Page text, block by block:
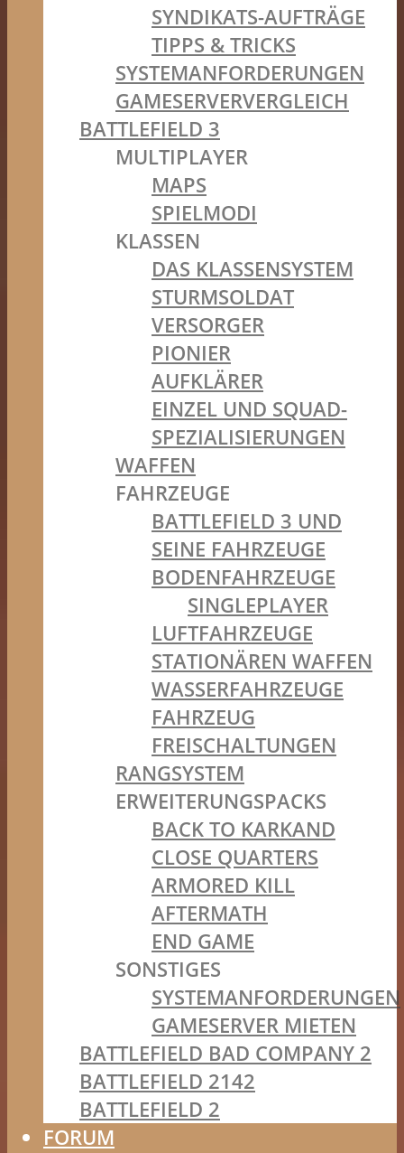
SYNDIKATS-AUFTRÄGE
TIPPS & TRICKS
SYSTEMANFORDERUNGEN
GAMESERVERVERGLEICH
BATTLEFIELD 3
MULTIPLAYER
MAPS
SPIELMODI
KLASSEN
DAS KLASSENSYSTEM
STURMSOLDAT
VERSORGER
PIONIER
AUFKLÄRER
EINZEL UND SQUAD-
SPEZIALISIERUNGEN
WAFFEN
FAHRZEUGE
BATTLEFIELD 3 UND
SEINE FAHRZEUGE
BODENFAHRZEUGE
SINGLEPLAYER
LUFTFAHRZEUGE
STATIONÄREN WAFFEN
WASSERFAHRZEUGE
FAHRZEUG
FREISCHALTUNGEN
RANGSYSTEM
ERWEITERUNGSPACKS
BACK TO KARKAND
CLOSE QUARTERS
ARMORED KILL
AFTERMATH
END GAME
SONSTIGES
SYSTEMANFORDERUNGEN
GAMESERVER MIETEN
BATTLEFIELD BAD COMPANY 2
BATTLEFIELD 2142
BATTLEFIELD 2
FORUM